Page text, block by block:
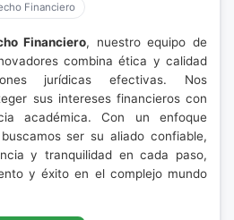
Financiero
Financiero, nuestro equipo de
combina ética y calidad
jurídicas efectivas. Nos
sus intereses financieros con
académica. Con un enfoque
ser su aliado confiable,
y tranquilidad en cada paso,
y éxito en el complejo mundo